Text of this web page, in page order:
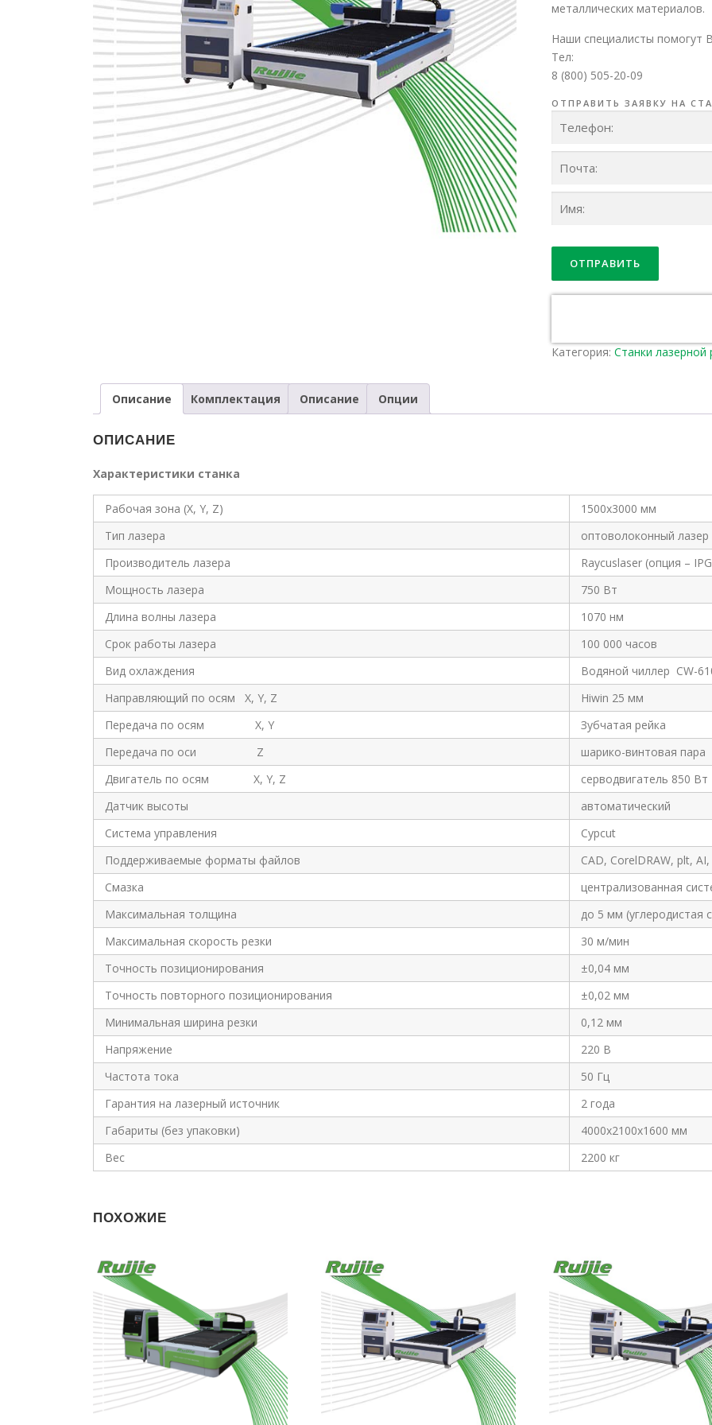
металлических материалов.
Наши специалисты помогут
Тел:
8 (800) 505-20-09
ОТПРАВИТЬ ЗАЯВКУ НА
Категория:Станки лазерной
Описание Комплектация Описание Опции
ОПИСАНИЕ
Характеристики станка
Рабочая зона (X, Y, Z)
1500х3000 мм
Тип лазера
оптоволоконный лазер
Производитель лазера
Raycuslaser (опция –
Мощность лазера
750 Вт
Длина волны лазера
1070 нм
Срок работы лазера
100 000 часов
Вид охлаждения
Водяной чиллер CW-
Направляющий по осям X, Y, Z
Hiwin 25 мм
Передача по осям X, Y
Зубчатая рейка
Передача по оси Z
шарико-винтовая пара
Двигатель по осям X, Y, Z
серводвигатель 850
Датчик высоты
автоматический
Система управления
Cypcut
Поддерживаемые форматы файлов
CAD, CorelDRAW, plt,
Смазка
централизованная
Максимальная толщина
до 5 мм (углеродистая
Максимальная скорость резки
30 м/мин
Точность позиционирования
±0,04 мм
Точность повторного позиционирования
±0,02 мм
Минимальная ширина резки
0,12 мм
Напряжение
220 В
Частота тока
50 Гц
Гарантия на лазерный источник
2 года
Габариты (без упаковки)
4000х2100х1600 мм
Вес
2200 кг
ПОХОЖИЕ